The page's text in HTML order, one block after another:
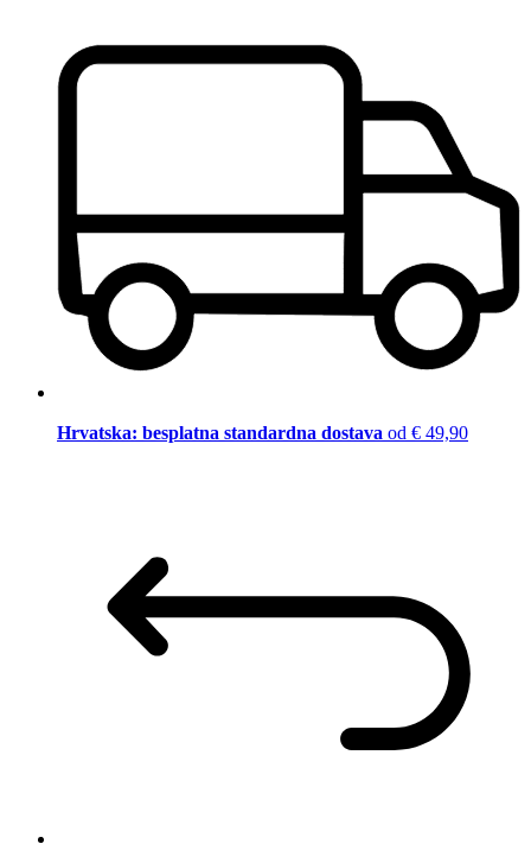
Hrvatska: besplatna standardna dostava od € 49,90